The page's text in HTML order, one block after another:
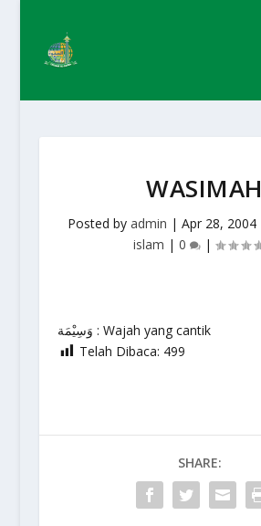
WASIMAH
Posted byadmin |Apr 28, 2004
islam | 0 |
وَسِيْمَة : Wajah yang cantik
Telah Dibaca: 499
SHARE: